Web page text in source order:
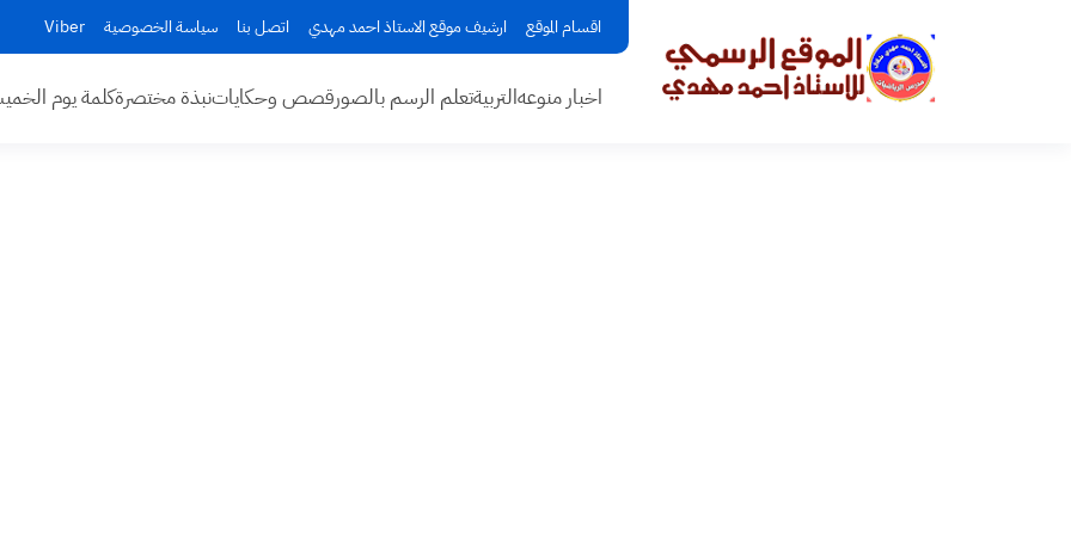
اقسام الموقع ارشيف موقع الاستاذ احمد مهدي اتصل بنا سياسة الخصوصية Viber
اخبار منوعهالتربيةتعلم الرسم بالصورقصص وحكاياتنبذة مختصرةكلمة يوم